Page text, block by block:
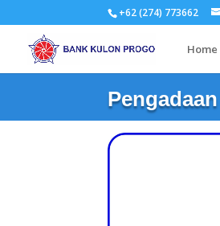
+62 (274) 773662
Home